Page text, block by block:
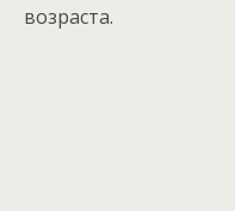
возраста.